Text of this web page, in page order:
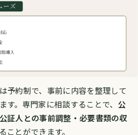
予約制で、事前に内容を整理して
す。専門家に相談することで、 公
証人との事前調整・必要書類の収
ことができます。